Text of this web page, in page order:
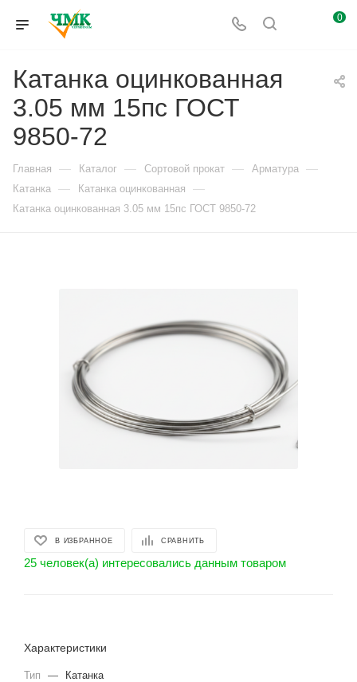
0
Катанка оцинкованная
3.05 мм 15пс ГОСТ
9850-72
Главная — Каталог — Сортовой прокат — Арматура —
Катанка — Катанка оцинкованная —
Катанка оцинкованная 3.05 мм 15пс ГОСТ 9850-72
В ИЗБРАННОЕ СРАВНИТЬ
25 человек(а) интересовались данным товаром
Характеристики
Тип —
Катанка